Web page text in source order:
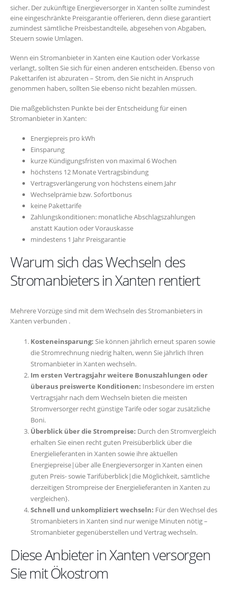
sicher. Der zukünftige Energieversorger in Xanten sollte zumindest
eine eingeschränkte Preisgarantie offerieren, denn diese garantiert
zumindest sämtliche Preisbestandteile, abgesehen von Abgaben,
Steuern sowie Umlagen.
Wenn ein Stromanbieter in Xanten eine Kaution oder Vorkasse
verlangt, sollten Sie sich für einen anderen entscheiden. Ebenso von
Pakettarifen ist abzuraten – Strom, den Sie nicht in Anspruch
genommen haben, sollten Sie ebenso nicht bezahlen müssen.
Die maßgeblichsten Punkte bei der Entscheidung für einen
Stromanbieter in Xanten:
Energiepreis pro kWh
Einsparung
kurze Kündigungsfristen von maximal 6 Wochen
höchstens 12 Monate Vertragsbindung
Vertragsverlängerung von höchstens einem Jahr
Wechselprämie bzw. Sofortbonus
keine Pakettarife
Zahlungskonditionen: monatliche Abschlagszahlungen
anstatt Kaution oder Vorauskasse
mindestens 1 Jahr Preisgarantie
Warum sich das Wechseln des
Stromanbieters in Xanten rentiert
Mehrere Vorzüge sind mit dem Wechseln des Stromanbieters in
Xanten verbunden .
Kosteneinsparung: Sie können jährlich erneut sparen sowie
die Stromrechnung niedrig halten, wenn Sie jährlich Ihren
Stromanbieter in Xanten wechseln.
Im ersten Vertragsjahr weitere Bonuszahlungen oder
überaus preiswerte Konditionen: Insbesondere im ersten
Vertragsjahr nach dem Wechseln bieten die meisten
Stromversorger recht günstige Tarife oder sogar zusätzliche
Boni.
Überblick über die Strompreise: Durch den Stromvergleich
erhalten Sie einen recht guten Preisüberblick über die
Energielieferanten in Xanten sowie ihre aktuellen
Energiepreise|über alle Energieversorger in Xanten einen
guten Preis- sowie Tarifüberblick|die Möglichkeit, sämtliche
derzeitigen Strompreise der Energielieferanten in Xanten zu
vergleichen}.
Schnell und unkompliziert wechseln: Für den Wechsel des
Stromanbieters in Xanten sind nur wenige Minuten nötig –
Stromanbieter gegenüberstellen und Vertrag wechseln.
Diese Anbieter in Xanten versorgen
Sie mit Ökostrom